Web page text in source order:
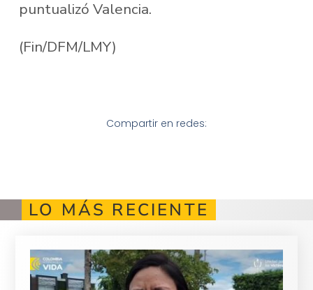
puntualizó Valencia.
(Fin/DFM/LMY)
Compartir en redes:
LO MÁS RECIENTE